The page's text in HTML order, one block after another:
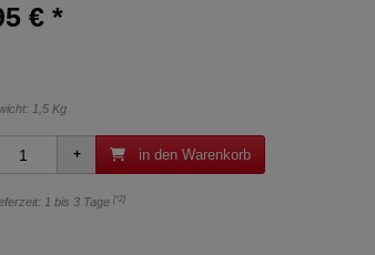
€ *
1,5 Kg
in den Warenkorb
1 bis 3 Tage [*2]